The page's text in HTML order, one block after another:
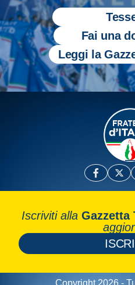
Fai una
Leggi la
Iscriviti alla Gazzetta